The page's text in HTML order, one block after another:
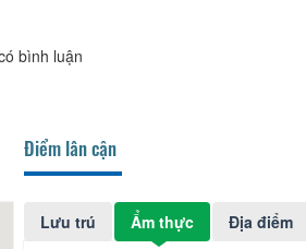
bình luận
Điểm lân cận
Lưu trú Ẩm thực Địa điểm